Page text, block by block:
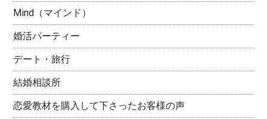
Mind（マインド）
婚活パーティー
デート・旅行
結婚相談所
恋愛教材を購入して下さったお客様の声